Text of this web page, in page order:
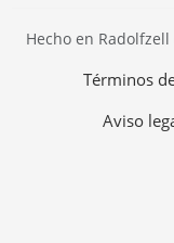
Hecho en
Términos
Aviso